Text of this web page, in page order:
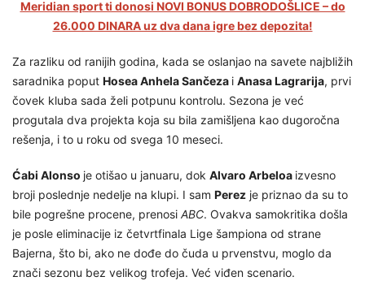
Meridian sport ti donosi NOVI BONUS DOBRODOŠLICE – do
26.000 DINARA uz dva dana igre bez depozita!
Za razliku od ranijih godina, kada se oslanjao na savete najbližih
saradnika poput Hosea Anhela Sančeza i Anasa Lagrarija, prvi
čovek kluba sada želi potpunu kontrolu. Sezona je već
progutala dva projekta koja su bila zamišljena kao dugoročna
rešenja, i to u roku od svega 10 meseci.
Ćabi Alonso je otišao u januaru, dok Alvaro Arbeloa izvesno
broji poslednje nedelje na klupi. I sam Perez je priznao da su to
bile pogrešne procene, prenosi ABC. Ovakva samokritika došla
je posle eliminacije iz četvrtfinala Lige šampiona od strane
Bajerna, što bi, ako ne dođe do čuda u prvenstvu, moglo da
znači sezonu bez velikog trofeja. Već viđen scenario.